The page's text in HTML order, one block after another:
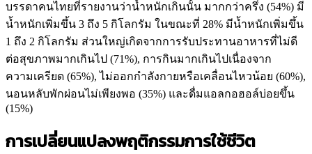
บรรดาคนไทยที่รายงานว่าน้ำหนักเกินนั้น มากกว่าครึ่ง (54%) มี
น้ำหนักเพิ่มขึ้น 3 ถึง 5 กิโลกรัม ในขณะที่ 28% มีน้ำหนักเพิ่มขึ้น
1 ถึง 2 กิโลกรัม ส่วนใหญ่เกิดจากการรับประทานอาหารที่ไม่ดี
ต่อสุขภาพมากเกินไป (71%), การกินมากเกินไปเนื่องจาก
ความเครียด (65%), ไม่ออกกำลังกายหรือเคลื่อนไหวน้อย (60%),
นอนหลับพักผ่อนไม่เพียงพอ (35%) และดื่มแอลกอฮอล์บ่อยขึ้น
(15%)
การเปลี่ยนแปลงพฤติกรรมการใช้ชีวิต